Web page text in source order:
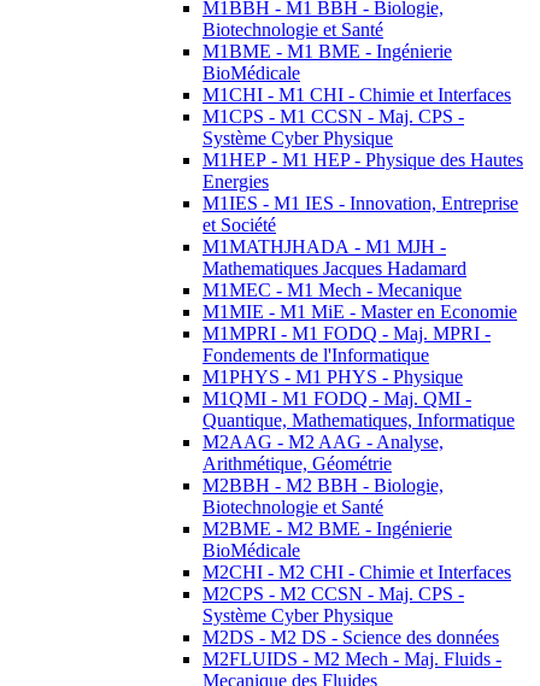
M1BBH - M1 BBH - Biologie,
Biotechnologie et Santé
M1BME - M1 BME - Ingénierie
BioMédicale
M1CHI - M1 CHI - Chimie et Interfaces
M1CPS - M1 CCSN - Maj. CPS -
Système Cyber Physique
M1HEP - M1 HEP - Physique des Hautes
Energies
M1IES - M1 IES - Innovation, Entreprise
et Société
M1MATHJHADA - M1 MJH -
Mathematiques Jacques Hadamard
M1MEC - M1 Mech - Mecanique
M1MIE - M1 MiE - Master en Economie
M1MPRI - M1 FODQ - Maj. MPRI -
Fondements de l'Informatique
M1PHYS - M1 PHYS - Physique
M1QMI - M1 FODQ - Maj. QMI -
Quantique, Mathematiques, Informatique
M2AAG - M2 AAG - Analyse,
Arithmétique, Géométrie
M2BBH - M2 BBH - Biologie,
Biotechnologie et Santé
M2BME - M2 BME - Ingénierie
BioMédicale
M2CHI - M2 CHI - Chimie et Interfaces
M2CPS - M2 CCSN - Maj. CPS -
Système Cyber Physique
M2DS - M2 DS - Science des données
M2FLUIDS - M2 Mech - Maj. Fluids -
Mecanique des Fluides